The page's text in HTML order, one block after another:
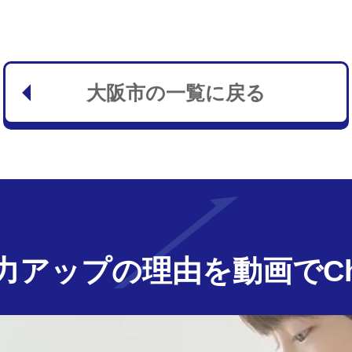
大阪市の一覧に戻る
アップの理由を動画で